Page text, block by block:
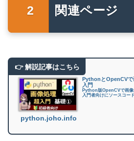
関連ページ
PythonとOpenCVで
入門
Python版OpenCVで画像
入門者向けにソースコー
python.joho.info